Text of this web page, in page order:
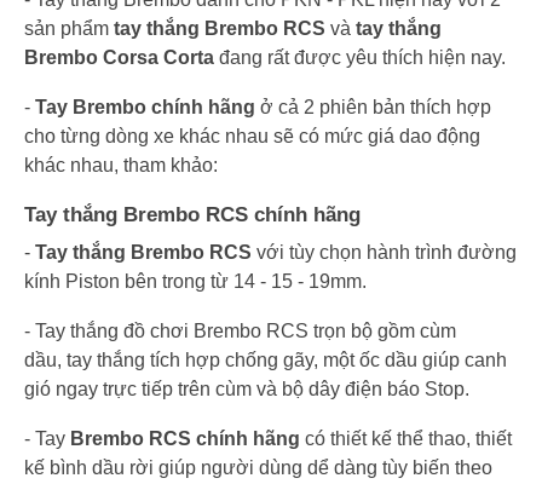
sản phẩm tay thắng Brembo RCS và tay thắng
Brembo Corsa Corta đang rất được yêu thích hiện nay.
- Tay Brembo chính hãng ở cả 2 phiên bản thích hợp
cho từng dòng xe khác nhau sẽ có mức giá dao động
khác nhau, tham khảo:
Tay thắng Brembo RCS chính hãng
- Tay thắng Brembo RCS với tùy chọn hành trình đường
kính Piston bên trong từ 14 - 15 - 19mm.
- Tay thắng đồ chơi Brembo RCS trọn bộ gồm cùm
dầu, tay thắng tích hợp chống gãy, một ốc dầu giúp canh
gió ngay trực tiếp trên cùm và bộ dây điện báo Stop.
- Tay Brembo RCS chính hãng có thiết kế thể thao, thiết
kế bình dầu rời giúp người dùng dể dàng tùy biến theo